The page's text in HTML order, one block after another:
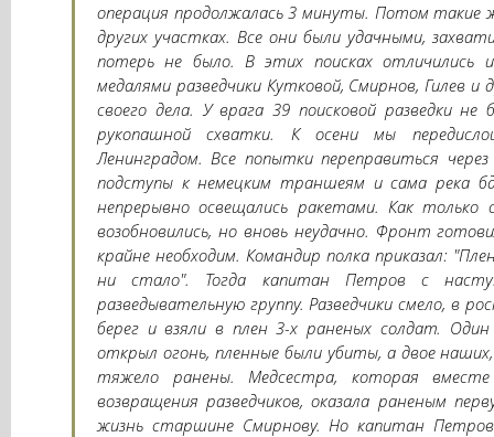
операция продолжалась 3 минуты. Потом такие
других участках. Все они были удачными,
потерь не было. В этих поисках отличились
медалями разведчики Кутковой, Смирнов, Гилев
своего дела. У врага 39 поисковой разведки
рукопашной схватки. К осени мы
Ленинградом. Все попытки переправиться
подступы к немецким траншеям и сама река
непрерывно освещались ракетами. Как
возобновились, но вновь неудачно. Фронт
крайне необходим. Командир полка приказал:
ни стало". Тогда капитан Петров с
разведывательную группу. Разведчики смело, в
берег и взяли в плен 3-х раненых солдат.
открыл огонь, пленные были убиты, а двое
тяжело ранены. Медсестра, которая
возвращения разведчиков, оказала раненым
жизнь старшине Смирнову. Но капитан